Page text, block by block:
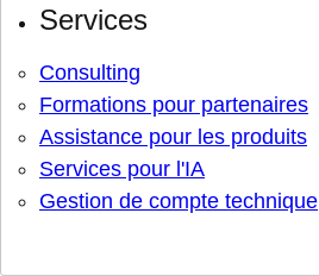
Services
Consulting
Formations pour partenaires
Assistance pour les produits
Services pour l'IA
Gestion de compte technique